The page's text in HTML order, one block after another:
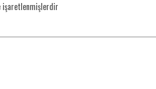
işaretlenmişlerdir